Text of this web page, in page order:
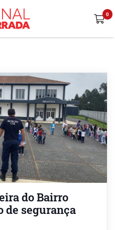
do Bairro
de segurança